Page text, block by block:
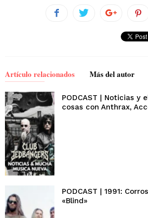
Artículo relacionados Más del autor
PODCAST | Noticias y
cosas con Anthrax,
PODCAST | 1991:
«Blind»